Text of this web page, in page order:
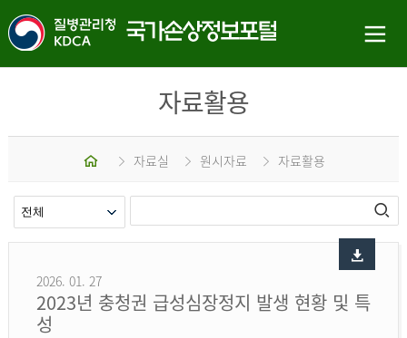
자료활용
홈 자료실 원시자료 자료활용
2026. 01. 27
2023년 충청권 급성심장정지 발생 현황 및 특
성